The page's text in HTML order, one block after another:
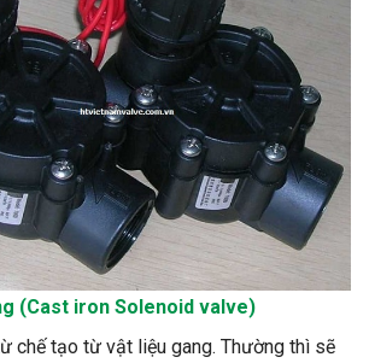
(Cast iron Solenoid valve)
chế tạo từ vật liệu gang. Thường thì sẽ